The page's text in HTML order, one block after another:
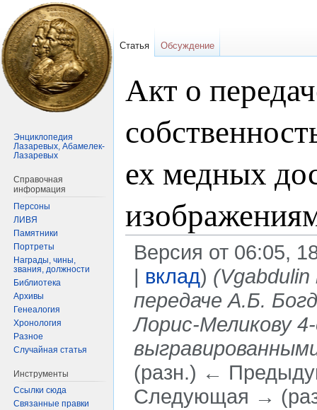
Акт о
ех медных
Версия от 06:05,
| вклад)
передаче А.Б.
Лорис-Меликову
(разн.) ←
Следующая →
Статья Обсуждение
Энциклопедия
Лазаревых, Абамелек-
Лазаревых
Справочная
информация
Персоны
ЛИВЯ
Памятники
Портреты
Награды, чины,
звания, должности
Библиотека
Архивы
Генеалогия
Хронология
Разное
Случайная статья
Инструменты
Ссылки сюда
Связанные правки